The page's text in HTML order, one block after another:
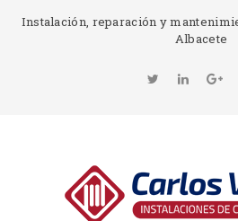
Instalación, reparación y
Albacete